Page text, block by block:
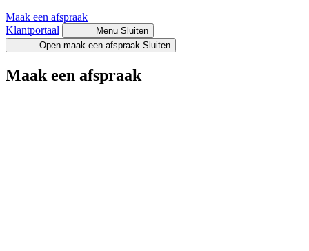
Maak een afspraak
Klantportaal
Menu Sluiten
Open maak een afspraak Sluiten
Maak een afspraak